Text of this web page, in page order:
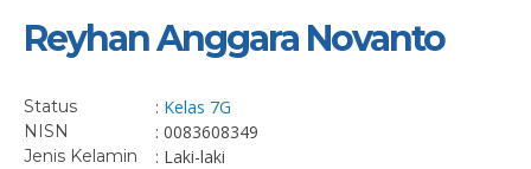
Reyhan Anggara Novanto
Status : Kelas 7G
NISN : 0083608349
Jenis Kelamin : Laki-laki